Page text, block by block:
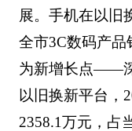
展。手机在以旧
全市3C数码产品
为新增长点——
以旧换新平台，
2358.1万元，占